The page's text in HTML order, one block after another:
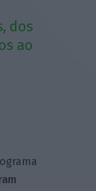
dos
ao